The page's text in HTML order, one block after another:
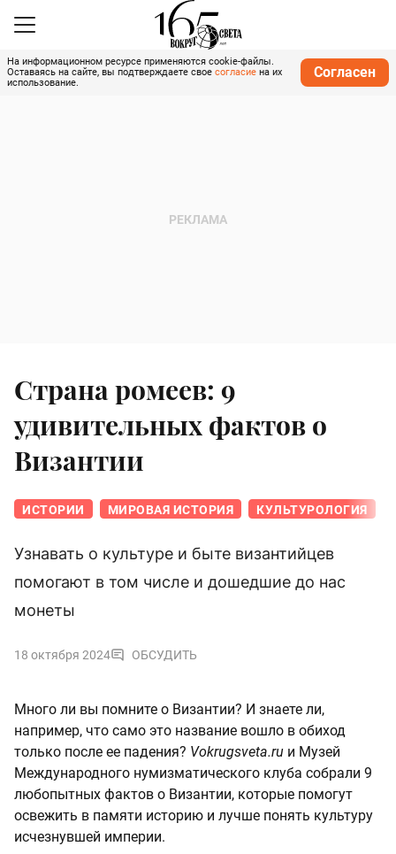
На информационном ресурсе применяются cookie-файлы.
Оставаясь на сайте, вы подтверждаете свое согласие на их
использование.
Согласен
Страна ромеев: 9
удивительных фактов о
Византии
ИСТОРИИ МИРОВАЯ ИСТОРИЯ КУЛЬТУРОЛОГИЯ
Узнавать о культуре и быте византийцев
помогают в том числе и дошедшие до нас
монеты
18 октября 2024 ОБСУДИТЬ
Много ли вы помните о Византии? И знаете ли,
например, что само это название вошло в обиход
только после ее падения? Vokrugsveta.ru и Музей
Международного нумизматического клуба собрали 9
любопытных фактов о Византии, которые помогут
освежить в памяти историю и лучше понять культуру
исчезнувшей империи.